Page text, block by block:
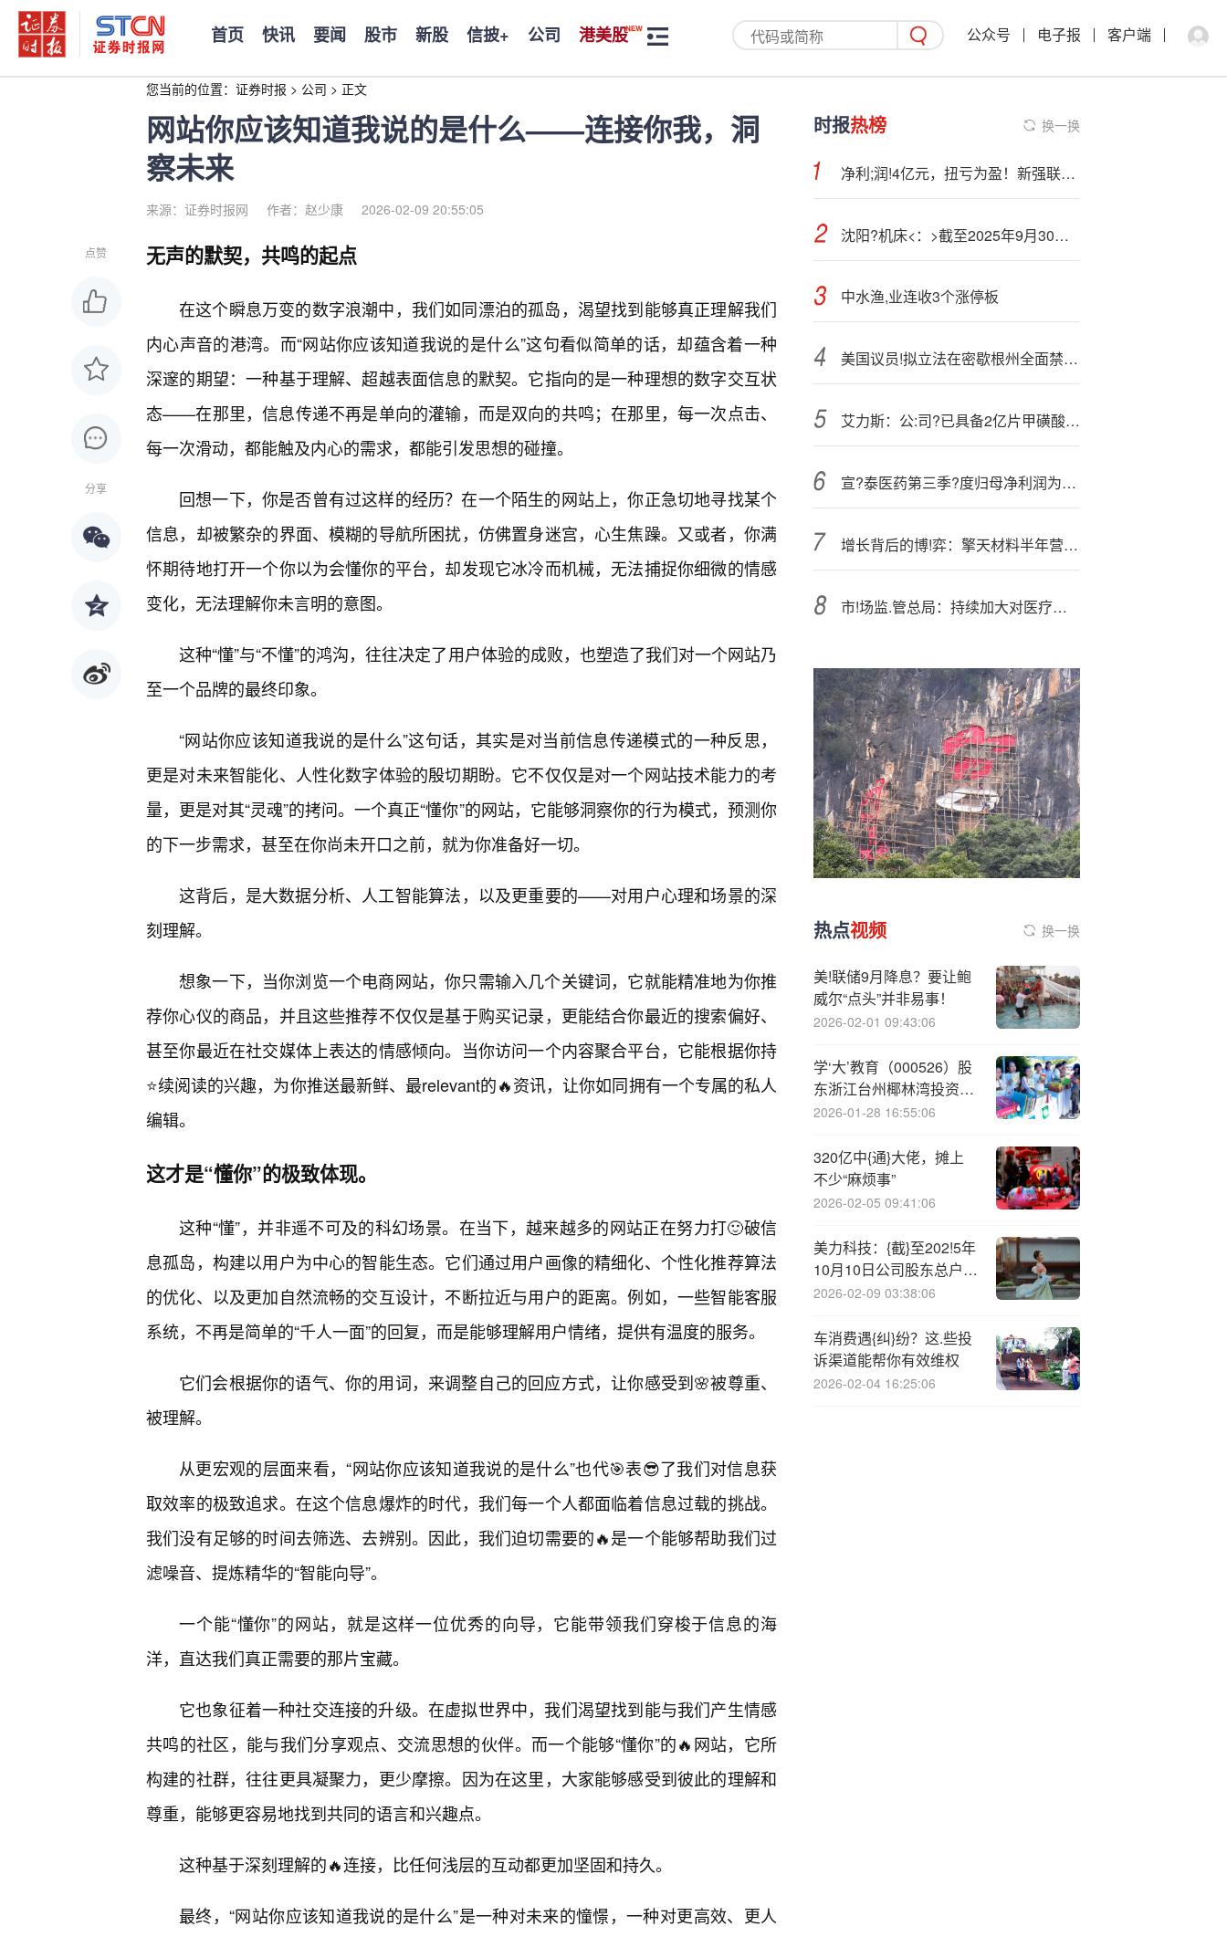
首页 快讯 要闻 股市 新股 信披+ 公司 港美股 公众号 电子报 客户端
您当前的位置： 证券时报 > 公司 > 正文
网站你应该知道我说的是什么——连接你我，洞
察未来
来源：证券时报网 作者：赵少康 2026-02-09 20:55:05
点赞
分享
无声的默契，共鸣的起点
在这个瞬息万变的数字浪潮中，我们如同漂泊的孤岛，渴望找到能够真正理解我们
内心声音的港湾。而“网站你应该知道我说的是什么”这句看似简单的话，却蕴含着一种
深邃的期望：一种基于理解、超越表面信息的默契。它指向的是一种理想的数字交互状
态——在那里，信息传递不再是单向的灌输，而是双向的共鸣；在那里，每一次点击、
每一次滑动，都能触及内心的需求，都能引发思想的碰撞。
回想一下，你是否曾有过这样的经历？在一个陌生的网站上，你正急切地寻找某个
信息，却被繁杂的界面、模糊的导航所困扰，仿佛置身迷宫，心生焦躁。又或者，你满
怀期待地打开一个你以为会懂你的平台，却发现它冰冷而机械，无法捕捉你细微的情感
变化，无法理解你未言明的意图。
这种“懂”与“不懂”的鸿沟，往往决定了用户体验的成败，也塑造了我们对一个网站乃
至一个品牌的最终印象。
“网站你应该知道我说的是什么”这句话，其实是对当前信息传递模式的一种反思，
更是对未来智能化、人性化数字体验的殷切期盼。它不仅仅是对一个网站技术能力的考
量，更是对其“灵魂”的拷问。一个真正“懂你”的网站，它能够洞察你的行为模式，预测你
的下一步需求，甚至在你尚未开口之前，就为你准备好一切。
这背后，是大数据分析、人工智能算法，以及更重要的——对用户心理和场景的深
刻理解。
想象一下，当你浏览一个电商网站，你只需输入几个关键词，它就能精准地为你推
荐你心仪的商品，并且这些推荐不仅仅是基于购买记录，更能结合你最近的搜索偏好、
甚至你最近在社交媒体上表达的情感倾向。当你访问一个内容聚合平台，它能根据你持
⭐续阅读的兴趣，为你推送最新鲜、最relevant的🔥资讯，让你如同拥有一个专属的私人
编辑。
这才是“懂你”的极致体现。
这种“懂”，并非遥不可及的科幻场景。在当下，越来越多的网站正在努力打🙂破信
息孤岛，构建以用户为中心的智能生态。它们通过用户画像的精细化、个性化推荐算法
的优化、以及更加自然流畅的交互设计，不断拉近与用户的距离。例如，一些智能客服
系统，不再是简单的“千人一面”的回复，而是能够理解用户情绪，提供有温度的服务。
它们会根据你的语气、你的用词，来调整自己的回应方式，让你感受到🌸被尊重、
被理解。
从更宏观的层面来看，“网站你应该知道我说的是什么”也代🎯表😎了我们对信息获
取效率的极致追求。在这个信息爆炸的时代，我们每一个人都面临着信息过载的挑战。
我们没有足够的时间去筛选、去辨别。因此，我们迫切需要的🔥是一个能够帮助我们过
滤噪音、提炼精华的“智能向导”。
一个能“懂你”的网站，就是这样一位优秀的向导，它能带领我们穿梭于信息的海
洋，直达我们真正需要的那片宝藏。
它也象征着一种社交连接的升级。在虚拟世界中，我们渴望找到能与我们产生情感
共鸣的社区，能与我们分享观点、交流思想的伙伴。而一个能够“懂你”的🔥网站，它所
构建的社群，往往更具凝聚力，更少摩擦。因为在这里，大家能够感受到彼此的理解和
尊重，能够更容易地找到共同的语言和兴趣点。
这种基于深刻理解的🔥连接，比任何浅层的互动都更加坚固和持久。
最终，“网站你应该知道我说的是什么”是一种对未来的憧憬，一种对更高效、更人
时报热榜 换一换
净利;润!4亿元，扭亏为盈！新强联公布半年报
沈阳?机床<：>截至2025年9月30日，公司的股东人数为75002户
中水渔,业连收3个涨停板
美国议员!拟立法在密歇根州全面禁止互联网色情内容
艾力斯：公:司?已具备2亿片甲磺酸伏美替尼片固体制剂生产能力
宣?泰医药第三季?度归母净利润为1788万元，同比下降53.5%
增长背后的博!弈：擎天材料半年营收6.08亿逆势稳增
市!场监.管总局：持续加大对医疗广告活动的监管力度，重拳打击各类“神医”广告
热点视频 换一换
美!联储9月降息？要让鲍
威尔“点头”并非易事！
2026-02-01 09:43:06
学‘大’教育（000526）股
东浙江台州椰林湾投资策
划有限公司质押210万
2026-01-28 16:55:06
320亿中{通}大佬，摊上
不少“麻烦事”
2026-02-05 09:41:06
美力科技：{截}至202!5年
10月10日公司股东总户数
为27530户
2026-02-09 03:38:06
车消费遇{纠}纷？这.些投
诉渠道能帮你有效维权
2026-02-04 16:25:06